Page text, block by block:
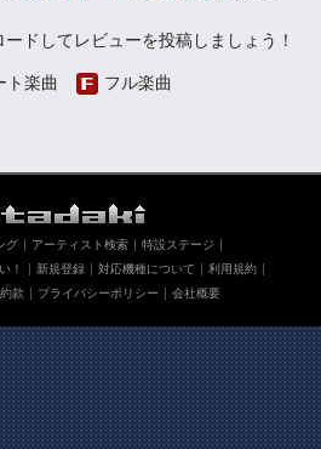
ドしてレビューを投稿しましょう！
ト楽曲 フル楽曲
グ アーティスト検索
特設ステージ
！
新規登録 対応機種について
利用規約
款
プライバシーポリシー 会社概要